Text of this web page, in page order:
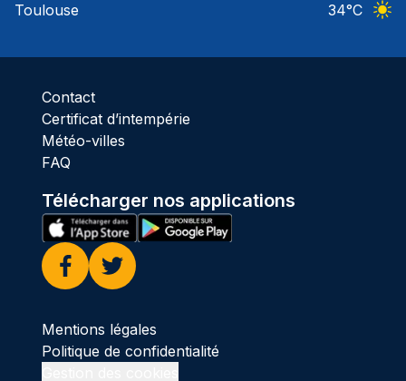
Toulouse
34°C
Contact
Certificat d’intempérie
Météo-villes
FAQ
Télécharger nos applications
Facebook
Twitter
Mentions légales
Politique de confidentialité